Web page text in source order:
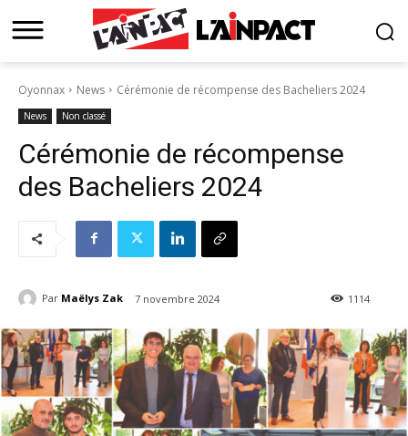
Oyonnax News Cérémonie de récompense des Bacheliers 2024
News Non classé
Cérémonie de récompense
des Bacheliers 2024
Par Maëlys Zak 7 novembre 2024 1114